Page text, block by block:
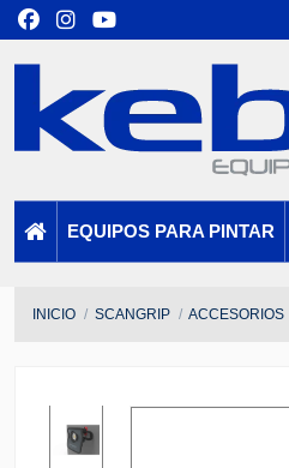
EQUIPOS PARA PINTAR
INICIO SCANGRIP ACCESORIOS